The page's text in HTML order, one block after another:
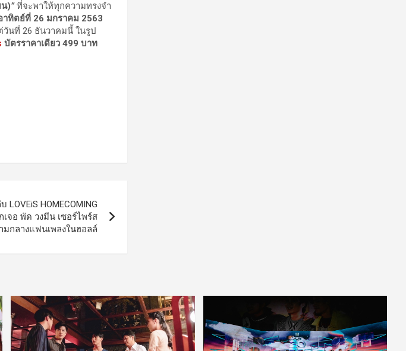
)”ที่จะพาให้ทุกความทรงจำ
าทิตย์ที่ 26 มกราคม 2563
วันที่ 26 ธันวาคมนี้ ในรูป
บัตรราคาเดียว 499 บาท
HOMECOMING
เจอ พัด วงมีน เซอร์ไพร์ส
กลางแฟนเพลงในฮอลล์